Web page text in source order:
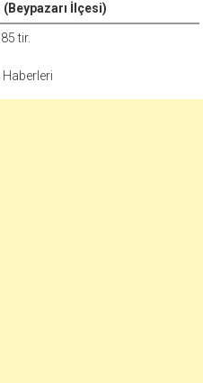
(Beypazarı İlçesi)
tir.
Haberleri